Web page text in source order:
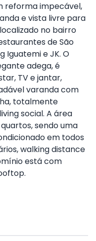
reforma impecável,
e vista livre para
no bairro
de São
Iguatemi e JK. O
adega, é
TV e jantar,
varanda com
totalmente
social. A área
sendo uma
em todos
walking distance
está com